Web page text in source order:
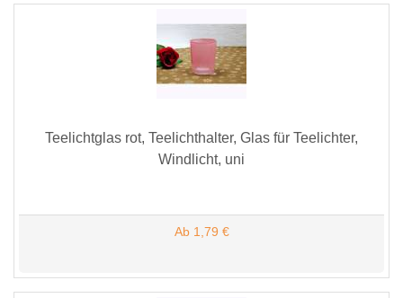
Teelichtglas rot, Teelichthalter, Glas für Teelichter,
Windlicht, uni
Ab 1,79 €